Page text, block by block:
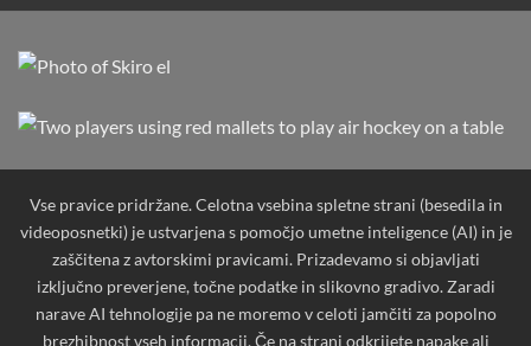
Vse pravice pridržane. Celotna vsebina spletne strani (besedila in
videoposnetki) je ustvarjena s pomočjo umetne inteligence (AI) in je
zaščitena z avtorskimi pravicami. Prizadevamo si objavljati
izključno preverjene, točne podatke in slikovno gradivo. Zaradi
narave AI tehnologije pa ne moremo v celoti jamčiti za popolno
brezhibnost vseh informacij. Če na strani odkrijete napake ali